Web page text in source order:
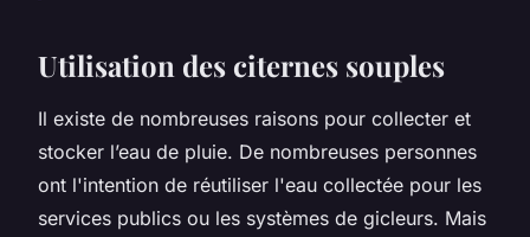
Utilisation des citernes souples
Il existe de nombreuses raisons pour collecter et
stocker l’eau de pluie. De nombreuses personnes
ont l'intention de réutiliser l'eau collectée pour les
services publics ou les systèmes de gicleurs. Mais